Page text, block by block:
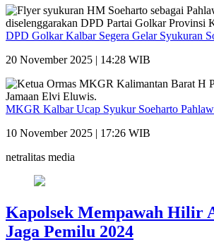
DPD Golkar Kalbar Segera Gelar Syukuran
20 November 2025 | 14:28 WIB
MKGR Kalbar Ucap Syukur Soeharto
10 November 2025 | 17:26 WIB
netralitas media
Kapolsek Mempawah Hilir
Jaga Pemilu 2024